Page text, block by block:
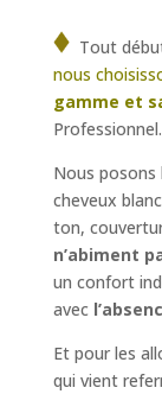
Tout
nous
gamme et
Professionnel.
Nous posons
cheveux
ton,
n’abiment
un confort
avec
Et pour les
qui vient